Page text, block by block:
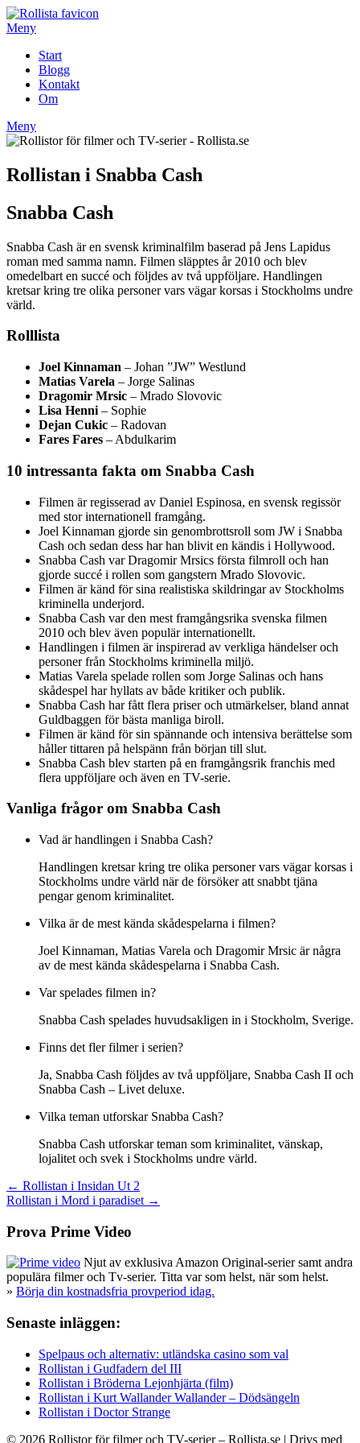
Hoppa
till
Meny
Start
Blogg
Kontakt
Om
Meny
Rollistan i Snabba Cash
Snabba Cash
Snabba Cash är en svensk kriminalfilm baserad på Jens Lapidus
roman med samma namn. Filmen släpptes år 2010 och blev
omedelbart en succé och följdes av två uppföljare. Handlingen
kretsar kring tre olika personer vars vägar korsas i Stockholms undre
värld.
Rolllista
Joel Kinnaman – Johan ”JW” Westlund
Matias Varela – Jorge Salinas
Dragomir Mrsic – Mrado Slovovic
Lisa Henni – Sophie
Dejan Cukic – Radovan
Fares Fares – Abdulkarim
10 intressanta fakta om Snabba Cash
Filmen är regisserad av Daniel Espinosa, en svensk regissör
med stor internationell framgång.
Joel Kinnaman gjorde sin genombrottsroll som JW i Snabba
Cash och sedan dess har han blivit en kändis i Hollywood.
Snabba Cash var Dragomir Mrsics första filmroll och han
gjorde succé i rollen som gangstern Mrado Slovovic.
Filmen är känd för sina realistiska skildringar av Stockholms
kriminella underjord.
Snabba Cash var den mest framgångsrika svenska filmen
2010 och blev även populär internationellt.
Handlingen i filmen är inspirerad av verkliga händelser och
personer från Stockholms kriminella miljö.
Matias Varela spelade rollen som Jorge Salinas och hans
skådespel har hyllats av både kritiker och publik.
Snabba Cash har fått flera priser och utmärkelser, bland annat
Guldbaggen för bästa manliga biroll.
Filmen är känd för sin spännande och intensiva berättelse som
håller tittaren på helspänn från början till slut.
Snabba Cash blev starten på en framgångsrik franchis med
flera uppföljare och även en TV-serie.
Vanliga frågor om Snabba Cash
Vad är handlingen i Snabba Cash?
Handlingen kretsar kring tre olika personer vars vägar korsas i
Stockholms undre värld när de försöker att snabbt tjäna
pengar genom kriminalitet.
Vilka är de mest kända skådespelarna i filmen?
Joel Kinnaman, Matias Varela och Dragomir Mrsic är några
av de mest kända skådespelarna i Snabba Cash.
Var spelades filmen in?
Snabba Cash spelades huvudsakligen in i Stockholm, Sverige.
Finns det fler filmer i serien?
Ja, Snabba Cash följdes av två uppföljare, Snabba Cash II och
Snabba Cash – Livet deluxe.
Vilka teman utforskar Snabba Cash?
Snabba Cash utforskar teman som kriminalitet, vänskap,
lojalitet och svek i Stockholms undre värld.
Inläggsnavigering
← Rollistan i Insidan Ut 2
Rollistan i Mord i paradiset →
Prova Prime Video
Njut av exklusiva Amazon Original-serier samt andra
populära filmer och Tv-serier. Titta var som helst, när som helst.
» Börja din kostnadsfria provperiod idag.
Senaste inläggen:
Spelpaus och alternativ: utländska casino som val
Rollistan i Gudfadern del III
Rollistan i Bröderna Lejonhjärta (film)
Rollistan i Kurt Wallander Wallander – Dödsängeln
Rollistan i Doctor Strange
© 2026 Rollistor för filmer och TV-serier – Rollista.se | Drivs med